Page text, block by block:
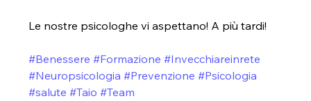
Le nostre psicologhe vi aspettano! A più tardi!
#Benessere #Formazione #Invecchiareinrete
#Neuropsicologia #Prevenzione #Psicologia
#salute #Taio #Team